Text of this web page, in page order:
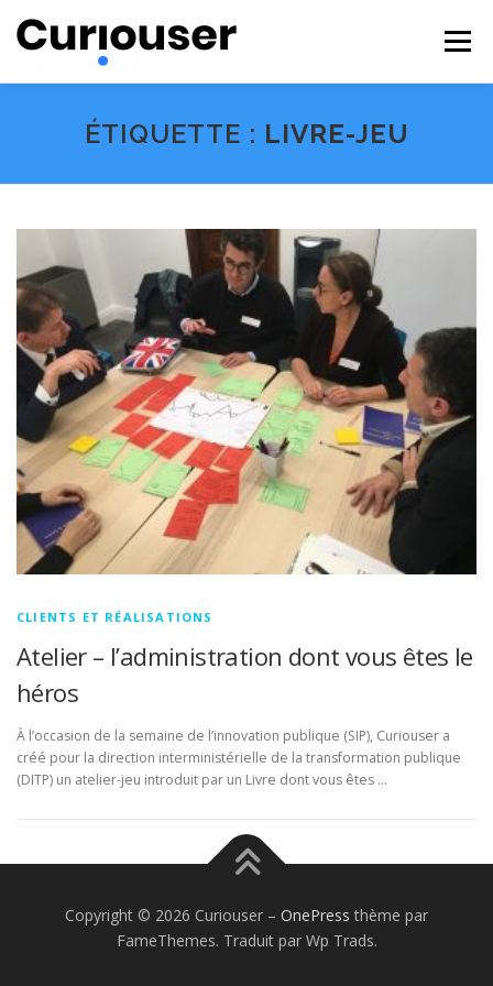
contenu
Menu
NOS EXPERTISES FORMATIONS CURIOUSER
ÉTIQUETTE : LIVRE-JEU
CLIENTS ET RÉALISATIONS
Atelier – l’administration dont vous êtes le
héros
À l’occasion de la semaine de l’innovation publique (SIP), Curiouser a
créé pour la direction interministérielle de la transformation publique
(DITP) un atelier-jeu introduit par un Livre dont vous êtes …
Copyright © 2026 Curiouser – OnePress thème par
FameThemes. Traduit par Wp Trads.